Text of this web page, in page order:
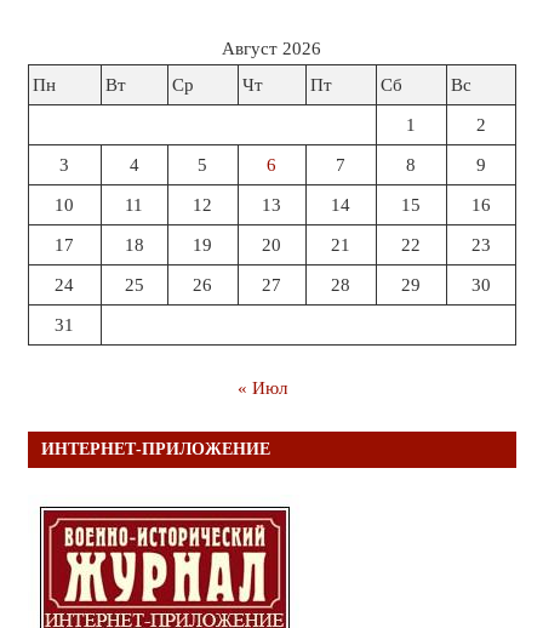
Август 2026
Пн
Вт Ср Чт Пт Сб Вс
1 2
3 4 5 6 7 8 9
10 11 12 13 14 15 16
17 18 19 20 21 22 23
24 25 26 27 28 29 30
31
« Июл
ИНТЕРНЕТ-ПРИЛОЖЕНИЕ